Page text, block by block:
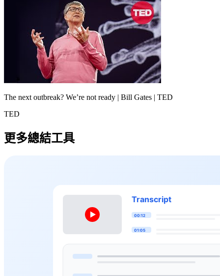
The next outbreak? We’re not ready | Bill Gates | TED
TED
更多總結工具